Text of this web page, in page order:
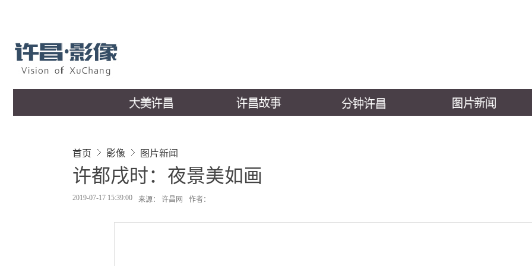
首页 影像 图片新闻
许都戌时：夜景美如画
2019-07-17 15:39:00 来源： 许昌网 作者：